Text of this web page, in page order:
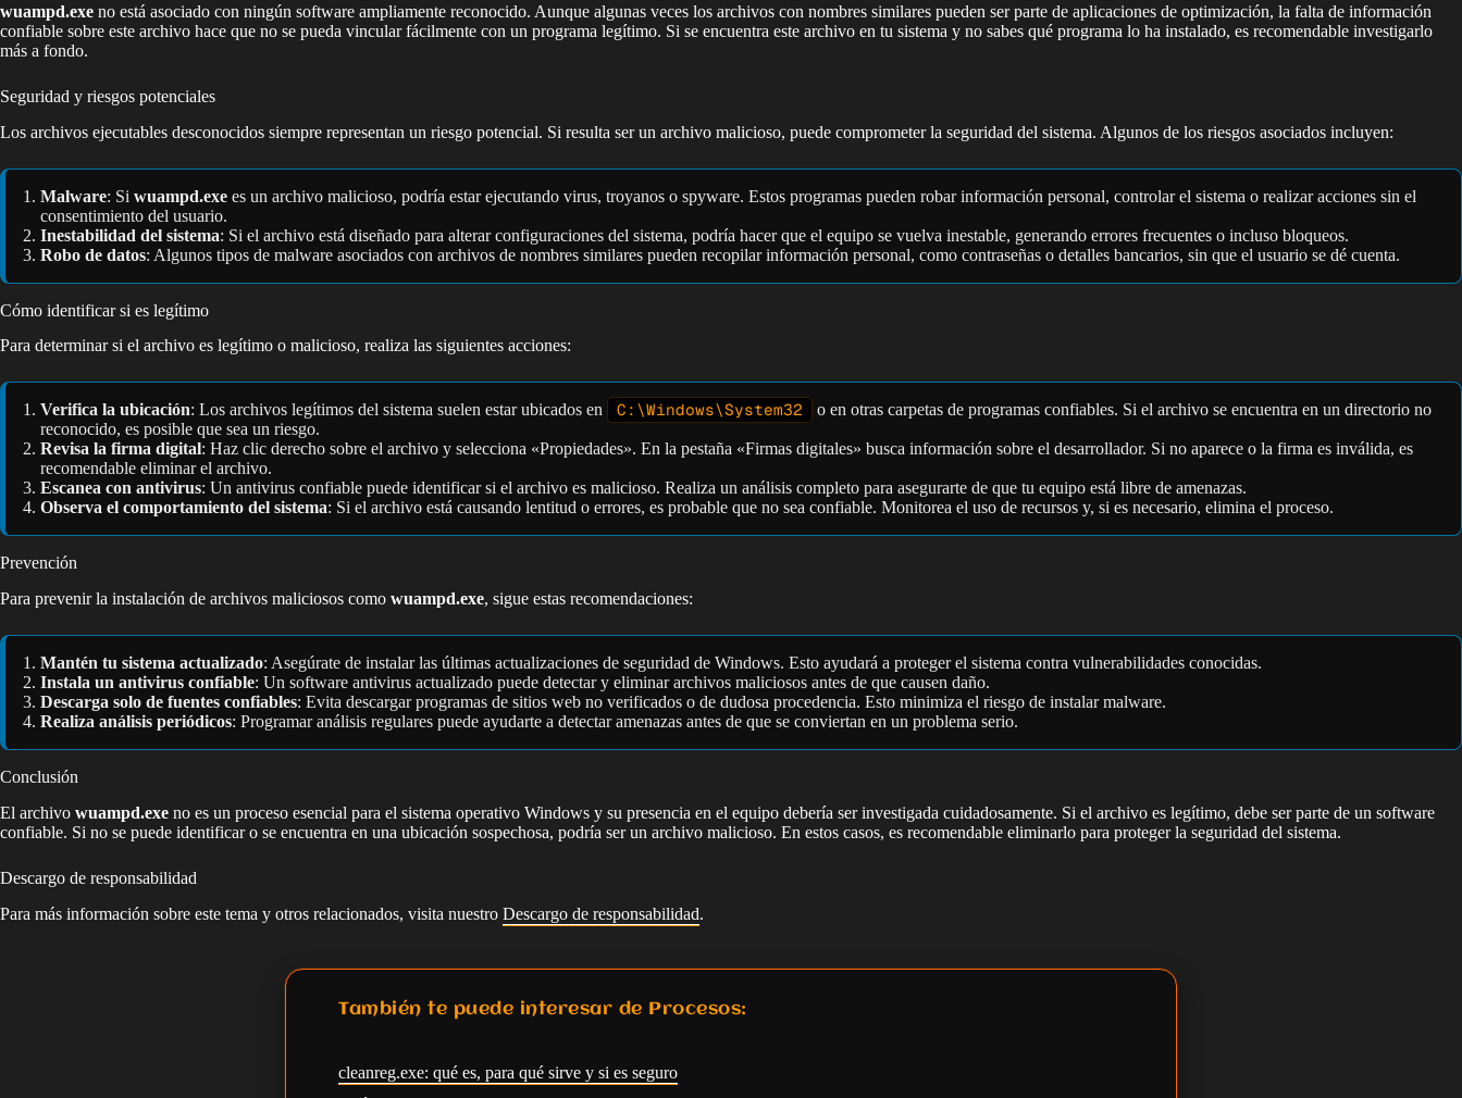
wuampd.exe no está asociado con ningún software ampliamente reconocido. Aunque algunas veces los archivos con nombres similares pueden ser parte de aplicaciones de optimización, la falta de información
confiable sobre este archivo hace que no se pueda vincular fácilmente con un programa legítimo. Si se encuentra este archivo en tu sistema y no sabes qué programa lo ha instalado, es recomendable investigarlo
más a fondo.
Seguridad y riesgos potenciales
Los archivos ejecutables desconocidos siempre representan un riesgo potencial. Si resulta ser un archivo malicioso, puede comprometer la seguridad del sistema. Algunos de los riesgos asociados incluyen:
Malware: Si wuampd.exe es un archivo malicioso, podría estar ejecutando virus, troyanos o spyware. Estos programas pueden robar información personal, controlar el sistema o realizar acciones sin el
consentimiento del usuario.
Inestabilidad del sistema: Si el archivo está diseñado para alterar configuraciones del sistema, podría hacer que el equipo se vuelva inestable, generando errores frecuentes o incluso bloqueos.
Robo de datos: Algunos tipos de malware asociados con archivos de nombres similares pueden recopilar información personal, como contraseñas o detalles bancarios, sin que el usuario se dé cuenta.
Cómo identificar si es legítimo
Para determinar si el archivo es legítimo o malicioso, realiza las siguientes acciones:
Verifica la ubicación: Los archivos legítimos del sistema suelen estar ubicados en C:\Windows\System32
o en otras carpetas de programas confiables. Si el archivo se encuentra en un directorio no
reconocido, es posible que sea un riesgo.
Revisa la firma digital: Haz clic derecho sobre el archivo y selecciona «Propiedades». En la pestaña «Firmas digitales» busca información sobre el desarrollador. Si no aparece o la firma es inválida, es
recomendable eliminar el archivo.
Escanea con antivirus: Un antivirus confiable puede identificar si el archivo es malicioso. Realiza un análisis completo para asegurarte de que tu equipo está libre de amenazas.
Observa el comportamiento del sistema: Si el archivo está causando lentitud o errores, es probable que no sea confiable. Monitorea el uso de recursos y, si es necesario, elimina el proceso.
Prevención
Para prevenir la instalación de archivos maliciosos como wuampd.exe, sigue estas recomendaciones:
Mantén tu sistema actualizado: Asegúrate de instalar las últimas actualizaciones de seguridad de Windows. Esto ayudará a proteger el sistema contra vulnerabilidades conocidas.
Instala un antivirus confiable: Un software antivirus actualizado puede detectar y eliminar archivos maliciosos antes de que causen daño.
Descarga solo de fuentes confiables: Evita descargar programas de sitios web no verificados o de dudosa procedencia. Esto minimiza el riesgo de instalar malware.
Realiza análisis periódicos: Programar análisis regulares puede ayudarte a detectar amenazas antes de que se conviertan en un problema serio.
Conclusión
El archivo wuampd.exe no es un proceso esencial para el sistema operativo Windows y su presencia en el equipo debería ser investigada cuidadosamente. Si el archivo es legítimo, debe ser parte de un software
confiable. Si no se puede identificar o se encuentra en una ubicación sospechosa, podría ser un archivo malicioso. En estos casos, es recomendable eliminarlo para proteger la seguridad del sistema.
Descargo de responsabilidad
Para más información sobre este tema y otros relacionados, visita nuestro Descargo de responsabilidad.
También te puede interesar de Procesos:
cleanreg.exe: qué es, para qué sirve y si es seguro